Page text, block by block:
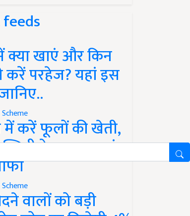
क्या खाएं और किन
करें परहेज? यहां इस
करें फूलों की खेती,
के साथ कमाएं
वालों को बड़ी